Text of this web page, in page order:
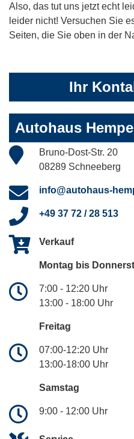
Also, das tut uns jetzt echt
leider nicht! Versuchen Sie
Seiten, die Sie oben in der
Ihr
Autohaus
Bruno-Dost-Str. 20
08289 Schneeberg
info@autohaus-
+49 37 72 / 28 513
Verkauf
Montag bis
7:00 - 12:20 Uhr
13:00 - 18:00 Uhr
Freitag
07:00-12:20 Uhr
13:00-18:00 Uhr
Samstag
9:00 - 12:00 Uhr